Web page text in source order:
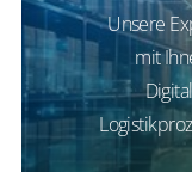
Unsere
mit